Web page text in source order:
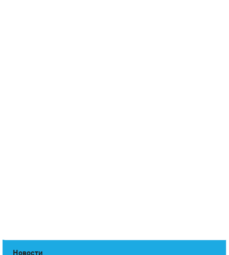
Новости